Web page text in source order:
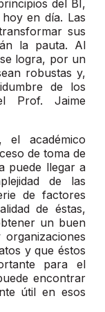
del BI,
en día. Las
sus
la pauta. Al
logra, por un
robustas y,
de los
Prof. Jaime
el académico
de toma de
puede llegar a
de las
de factores
de éstas,
un buen
y que éstos
para el
encontrar
útil en esos